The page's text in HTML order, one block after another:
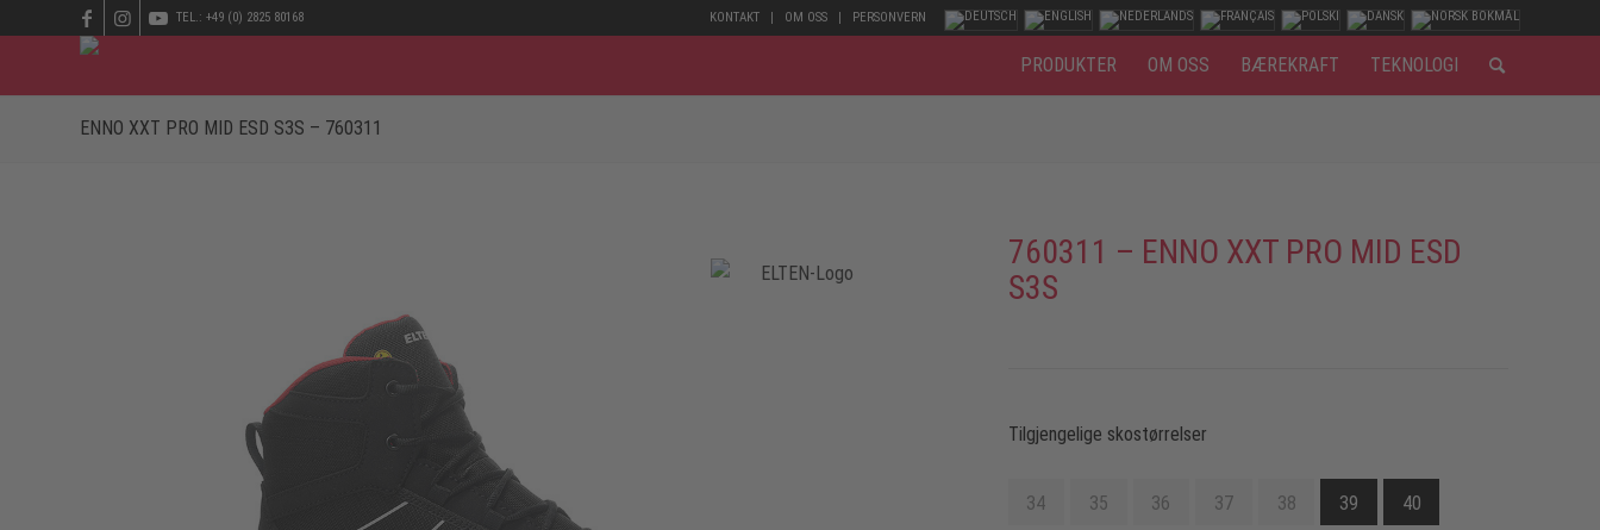
KONTAKT OM OSS PERSONVERN
TEL.: +49 (0) 2825 80168
PRODUKTER OM OSS BÆREKRAFT TEKNOLOGI
ENNO XXT PRO MID ESD S3S – 760311
760311 – ENNO XXT PRO MID ESD
S3S
Tilgjengelige skostørrelser
34 35 36 37 38 39 40